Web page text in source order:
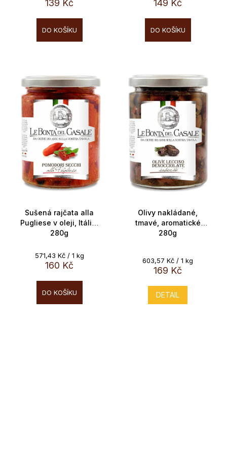
139 Kč
DO KOŠÍKU
149 Kč
DO KOŠÍKU
Sušená rajčata alla
Pugliese v oleji, Itálie,
280g
160 Kč
Měrná
cena:
571,43 Kč / 1 kg
DO KOŠÍKU
Olivy nakládané,
tmavé, aromatické
280g
169 Kč
Měrná
cena:
603,57 Kč / 1 kg
DETAIL